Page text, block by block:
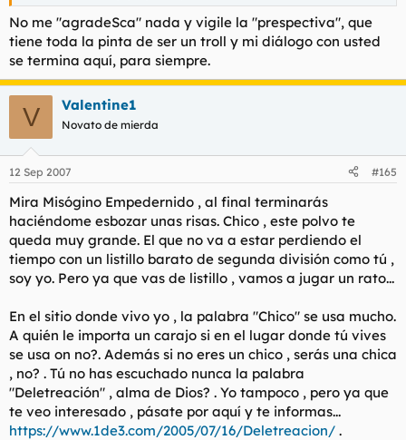
No me "agradeSca" nada y vigile la "prespectiva", que
tiene toda la pinta de ser un troll y mi diálogo con usted
se termina aquí, para siempre.
V Valentine1
Novato de mierda
12 Sep 2007 #165
Mira Misógino Empedernido , al final terminarás
haciéndome esbozar unas risas. Chico , este polvo te
queda muy grande. El que no va a estar perdiendo el
tiempo con un listillo barato de segunda división como tú ,
soy yo. Pero ya que vas de listillo , vamos a jugar un rato...
En el sitio donde vivo yo , la palabra "Chico" se usa mucho.
A quién le importa un carajo si en el lugar donde tú vives
se usa on no?. Además si no eres un chico , serás una chica
, no? . Tú no has escuchado nunca la palabra
"Deletreación" , alma de Dios? . Yo tampoco , pero ya que
te veo interesado , pásate por aquí y te informas...
https://www.1de3.com/2005/07/16/Deletreacion/ .